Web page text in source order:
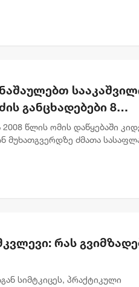
განცხადებები 8
წლის ომის დაწყებაში
მუხათგვერდზე ძმათა
რას
სიმტკიცეს, პრაქტიკული